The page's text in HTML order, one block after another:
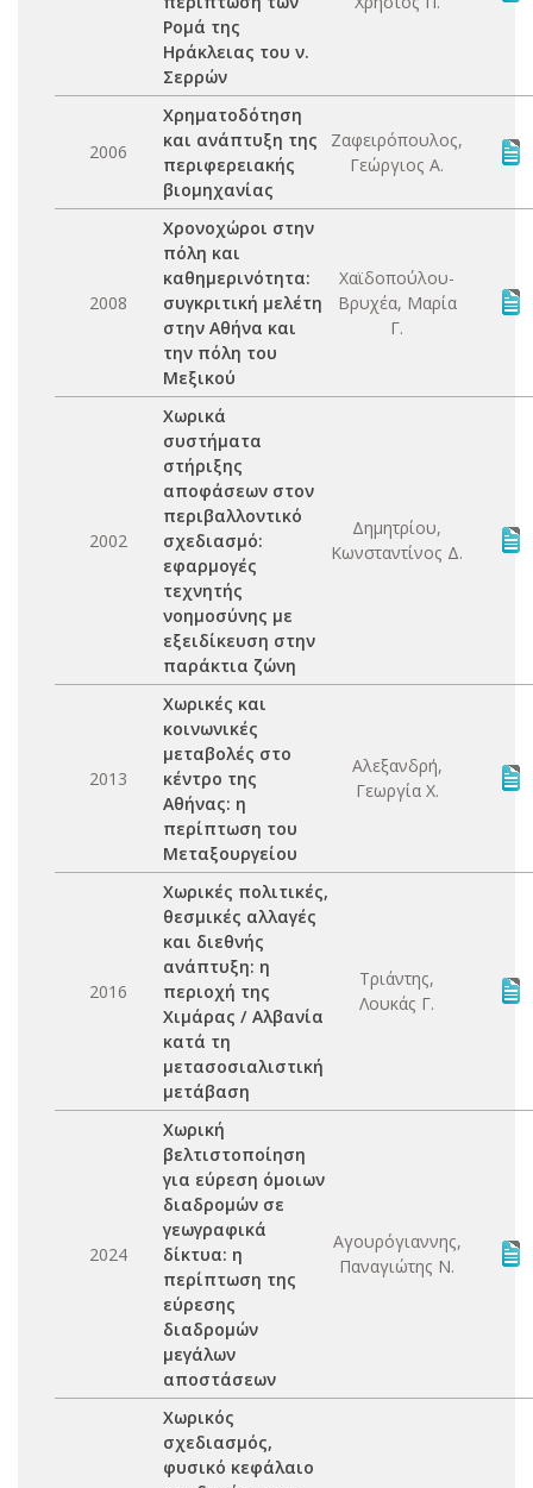
Ρομά της
Ηράκλειας του ν.
Σερρών
2006
Χρηματοδότηση
και ανάπτυξη της
περιφερειακής
βιομηχανίας
Ζαφειρόπουλος,
Γεώργιος Α.
2008
Χρονοχώροι στην
πόλη και
καθημερινότητα:
συγκριτική μελέτη
στην Αθήνα και
την πόλη του
Μεξικού
Χαϊδοπούλου-
Βρυχέα, Μαρία
Γ.
2002
Χωρικά
συστήματα
στήριξης
αποφάσεων στον
περιβαλλοντικό
σχεδιασμό:
εφαρμογές
τεχνητής
νοημοσύνης με
εξειδίκευση στην
παράκτια ζώνη
Δημητρίου,
Κωνσταντίνος Δ.
2013
Χωρικές και
κοινωνικές
μεταβολές στο
κέντρο της
Αθήνας: η
περίπτωση του
Μεταξουργείου
Αλεξανδρή,
Γεωργία Χ.
2016
Χωρικές πολιτικές,
θεσμικές αλλαγές
και διεθνής
ανάπτυξη: η
περιοχή της
Χιμάρας / Αλβανία
κατά τη
μετασοσιαλιστική
μετάβαση
Τριάντης,
Λουκάς Γ.
2024
Χωρική
βελτιστοποίηση
για εύρεση όμοιων
διαδρομών σε
γεωγραφικά
δίκτυα: η
περίπτωση της
εύρεσης
διαδρομών
μεγάλων
αποστάσεων
Αγουρόγιαννης,
Παναγιώτης Ν.
Χωρικός
σχεδιασμός,
φυσικό κεφάλαιο